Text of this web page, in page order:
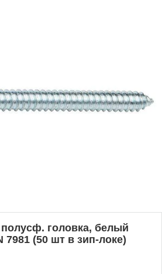
головка, белый
7981 (50 шт в зип-локе)